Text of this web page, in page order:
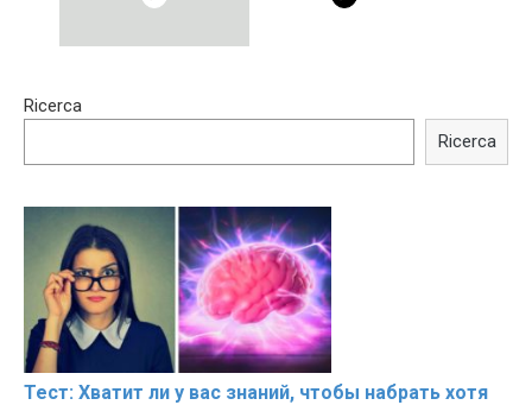
Trying BOLLYWOOD
Shocking illusion - Pretty
Ricerca
Ricerca
Тест: Хватит ли у вас знаний, чтобы набрать хотя